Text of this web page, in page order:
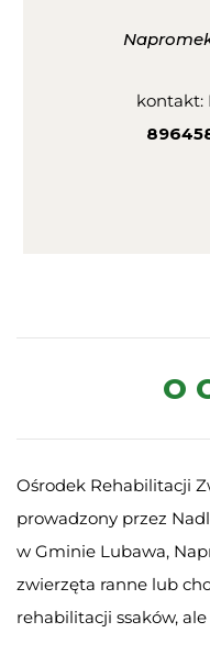
kontakt:
O
Ośrodek Rehabilitacji
prowadzony przez
w Gminie Lubawa,
zwierzęta ranne lub
rehabilitacji ssaków,